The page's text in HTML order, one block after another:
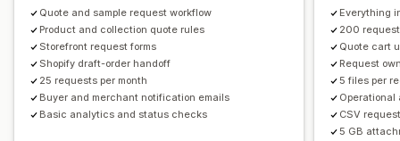
Quote and sample request workflow
Product and collection quote rules
Storefront request forms
Shopify draft-order handoff
25 requests per month
Buyer and merchant notification emails
Basic analytics and status checks
Everything
200
Quote cart
Request
5 files per
CSV
5 GB